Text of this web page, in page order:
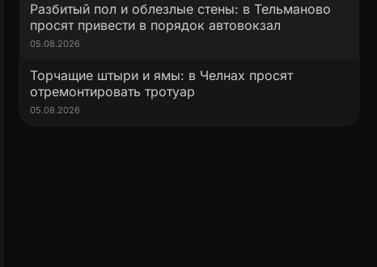
Разбитый пол и облезлые стены: в Тельманово
просят привести в порядок автовокзал
05.08.2026
Торчащие штыри и ямы: в Челнах просят
отремонтировать тротуар
05.08.2026